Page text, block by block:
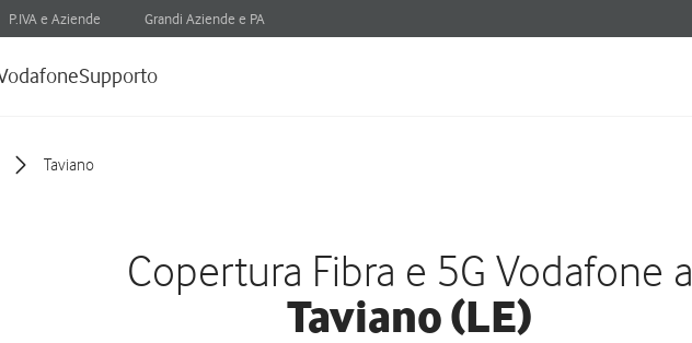
P.IVA e Aziende Grandi Aziende e PA
Supporto
Taviano
Copertura Fibra e 5G Vodafone a
Taviano (LE)